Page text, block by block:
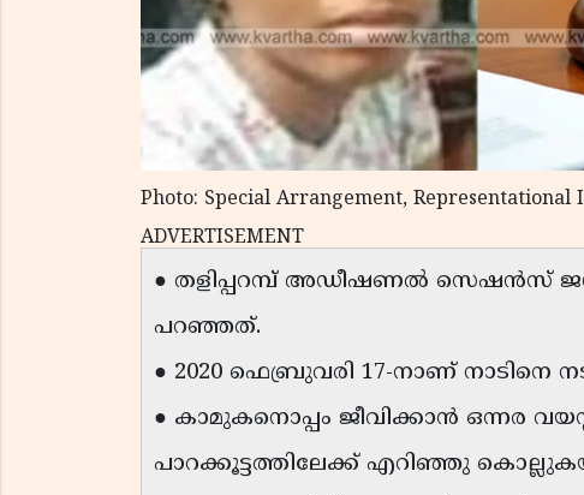
Photo: Special Arrangement,
ADVERTISEMENT
● തളിപ്പറമ്പ് അഡീഷണൽ സെഷൻസ്
പറഞ്ഞത്.
● 2020 ഫെബ്രുവരി 17-നാണ്
● കാമുകനൊപ്പം ജീവിക്കാൻ ഒന്നര
പാറക്കൂട്ടത്തിലേക്ക് എറിഞ്ഞു